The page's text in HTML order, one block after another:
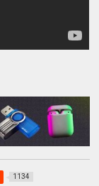
1134